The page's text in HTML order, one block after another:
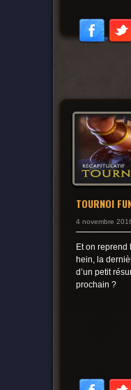
TOURNOI
4 novembre
Et on reprend
hein, la
d’un petit
prochain ?